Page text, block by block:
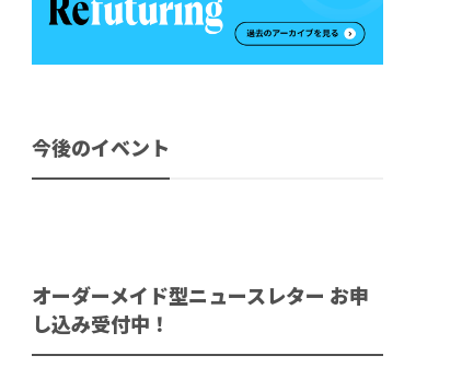
今後のイベント
オーダーメイド型ニュースレター お申
し込み受付中！